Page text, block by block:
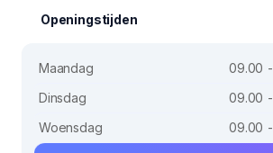
Openingstijden
Maandag
09.00
Dinsdag
09.00
Woensdag
09.00